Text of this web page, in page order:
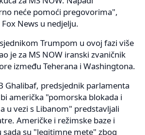
neće pomoći pregovorima",
News u nedjelju.
Trumpom u ovoj fazi više
je za MS NOW iranski zvaničnik
između Teherana i Washingtona.
Ghalibaf, predsjednik parlamenta
američka "pomorska blokada i
u vezi s Libanom" predstavljali
Američke i režimske baze i
su "legitimne mete" zbog